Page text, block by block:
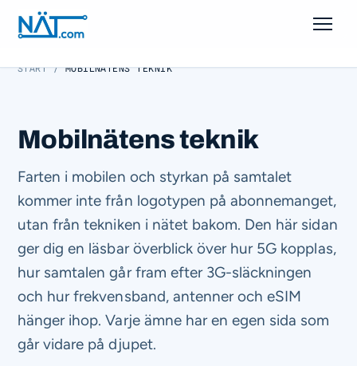
Näten
Teknik
Hitta abonnemang
START/MOBILNÄTENS TEKNIK
Mobilnätens teknik
Farten i mobilen och styrkan på samtalet
kommer inte från logotypen på abonnemanget,
utan från tekniken i nätet bakom. Den här sidan
ger dig en läsbar överblick över hur 5G kopplas,
hur samtalen går fram efter 3G-släckningen
och hur frekvensband, antenner och eSIM
hänger ihop. Varje ämne har en egen sida som
går vidare på djupet.